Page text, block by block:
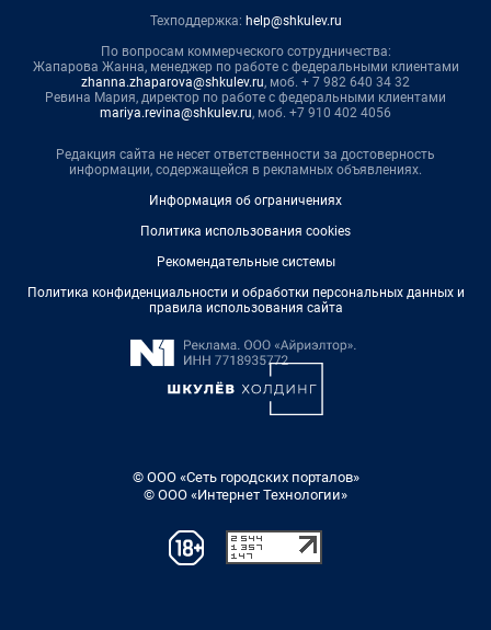
Техподдержка: help@shkulev.ru
По вопросам коммерческого сотрудничества:
Жапарова Жанна, менеджер по работе с федеральными клиентами
zhanna.zhaparova@shkulev.ru, моб. + 7 982 640 34 32
Ревина Мария, директор по работе с федеральными клиентами
mariya.revina@shkulev.ru, моб. +7 910 402 4056
Редакция сайта не несет ответственности за достоверность
информации, содержащейся в рекламных объявлениях.
Информация об ограничениях
Политика использования cookies
Рекомендательные системы
Политика конфиденциальности и обработки персональных данных и
правила использования сайта
© ООО «Сеть городских порталов»
© ООО «Интернет Технологии»